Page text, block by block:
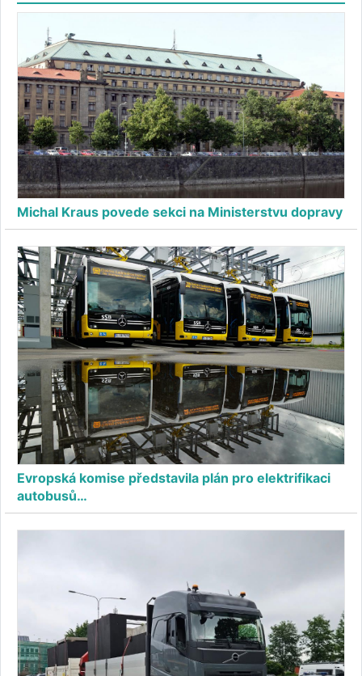
Michal Kraus povede sekci na Ministerstvu dopravy
Evropská komise představila plán pro elektrifikaci
autobusů…